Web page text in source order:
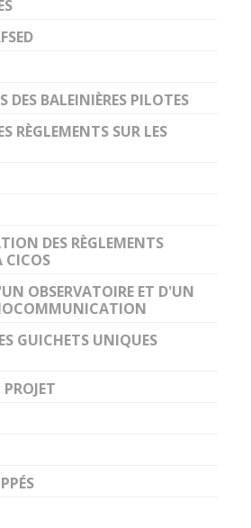
BALEINIÈRES PILOTES
RÈGLEMENTS SUR LES
DES RÈGLEMENTS
CICOS
OBSERVATOIRE ET D'UN
GUICHETS UNIQUES